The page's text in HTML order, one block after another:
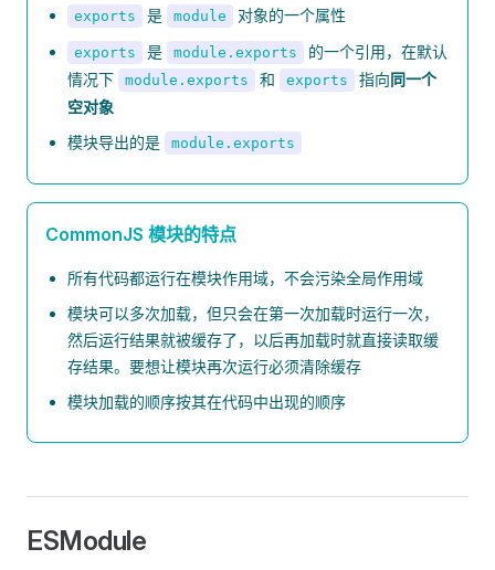
exports 是 module 对象的一个属性
exports 是 module.exports
的一个引用，在默认
情况下
module.exports 和 exports 指向同一个
空对象
模块导出的是
module.exports
CommonJS 模块的特点
所有代码都运行在模块作用域，不会污染全局作用域
模块可以多次加载，但只会在第一次加载时运行一次，
然后运行结果就被缓存了，以后再加载时就直接读取缓
存结果。要想让模块再次运行必须清除缓存
模块加载的顺序按其在代码中出现的顺序
ESModule